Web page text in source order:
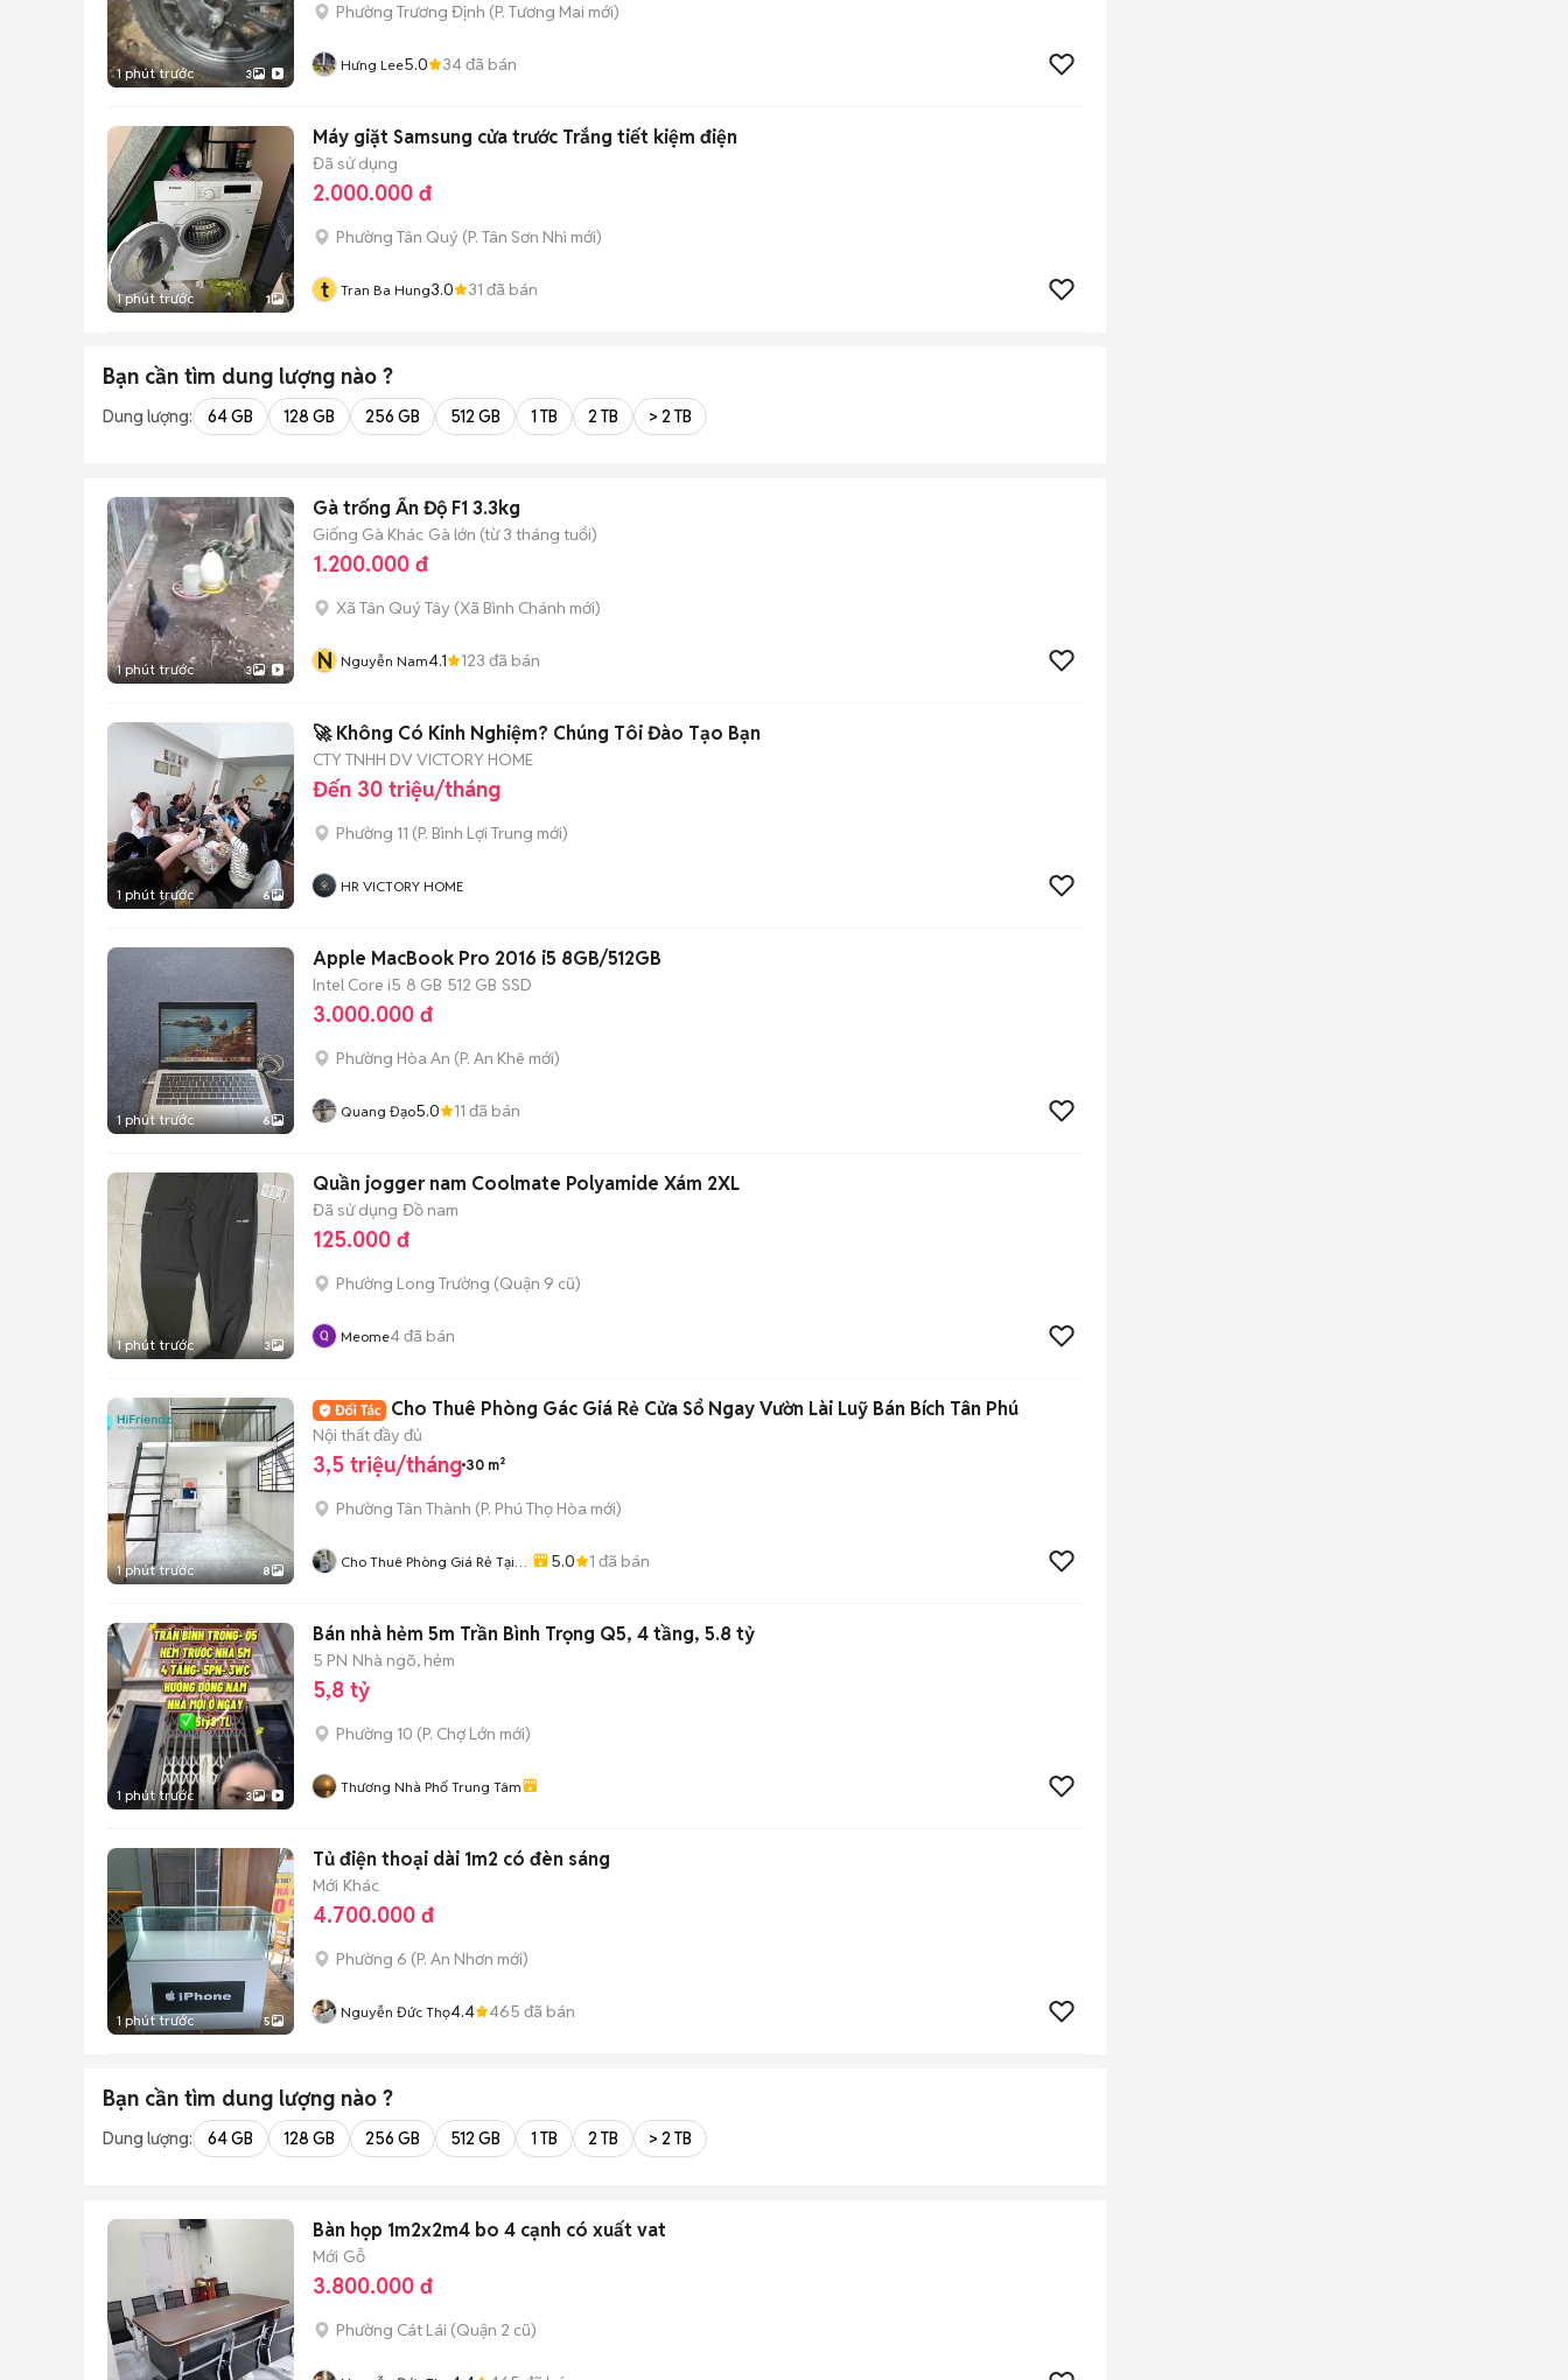
1 phút trước 3
Phường Trương Định (P. Tương Mai mới)
Hưng Lee5.0 34đã bán
1 phút trước 1
Máy giặt Samsung cửa trước Trắng tiết kiệm điện
Đã sử dụng
2.000.000 đ
Phường Tân Quý (P. Tân Sơn Nhì mới)
t Tran Ba Hung3.0 31 đã bán
Bạn cần tìm dung lượng nào ?
Dung lượng: 64 GB 128 GB 256 GB 512 GB 1 TB 2 TB > 2 TB
1 phút trước 3
Gà trống Ấn Độ F1 3.3kg
Giống Gà Khác Gà lớn (từ 3 tháng tuổi)
1.200.000 đ
Xã Tân Quý Tây (Xã Bình Chánh mới)
N Nguyễn Nam4.1 123 đã bán
1 phút trước 6
🚀 Không Có Kinh Nghiệm? Chúng Tôi Đào Tạo Bạn
CTY TNHH DV VICTORY HOME
Đến 30 triệu/tháng
Phường 11 (P. Bình Lợi Trung mới)
HR VICTORY HOME
1 phút trước 6
Apple MacBook Pro 2016 i5 8GB/512GB
Intel Core i5 8 GB 512 GB SSD
3.000.000 đ
Phường Hòa An (P. An Khê mới)
Quang Đạo5.0 11 đã bán
1 phút trước 3
Quần jogger nam Coolmate Polyamide Xám 2XL
Đã sử dụng Đồ nam
125.000 đ
Phường Long Trường (Quận 9 cũ)
Meome4đã bán
1 phút trước 8
Cho Thuê Phòng Gác Giá Rẻ Cửa Sổ Ngay Vườn Lài Luỹ Bán Bích Tân Phú
Nội thất đầy đủ
3,5 triệu/tháng 30 m²
Phường Tân Thành (P. Phú Thọ Hòa mới)
Cho Thuê Phòng Giá Rẻ Tại
5.0 1 đã bán
1 phút trước 3
Bán nhà hẻm 5m Trần Bình Trọng Q5, 4 tầng, 5.8 tỷ
5 PN Nhà ngõ, hẻm
5,8 tỷ
Phường 10 (P. Chợ Lớn mới)
Thương Nhà Phố Trung Tâm
1 phút trước 5
Tủ điện thoại dài 1m2 có đèn sáng
Mới Khác
4.700.000 đ
Phường 6 (P. An Nhơn mới)
Nguyễn Đức Thọ4.4 465 đã bán
Bạn cần tìm dung lượng nào ?
Dung lượng: 64 GB 128 GB 256 GB 512 GB 1 TB 2 TB > 2 TB
Bàn họp 1m2x2m4 bo 4 cạnh có xuất vat
Mới Gỗ
3.800.000 đ
Phường Cát Lái (Quận 2 cũ)